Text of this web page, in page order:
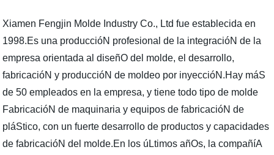
Xiamen Fengjin Molde Industry Co., Ltd fue establecida en
1998.Es una produccióN profesional de la integracióN de la
empresa orientada al diseñO del molde, el desarrollo,
fabricacióN y produccióN de moldeo por inyeccióN.Hay máS
de 50 empleados en la empresa, y tiene todo tipo de molde
FabricacióN de maquinaria y equipos de fabricacióN de
pláStico, con un fuerte desarrollo de productos y capacidades
de fabricacióN del molde.En los úLtimos añOs, la compañíA